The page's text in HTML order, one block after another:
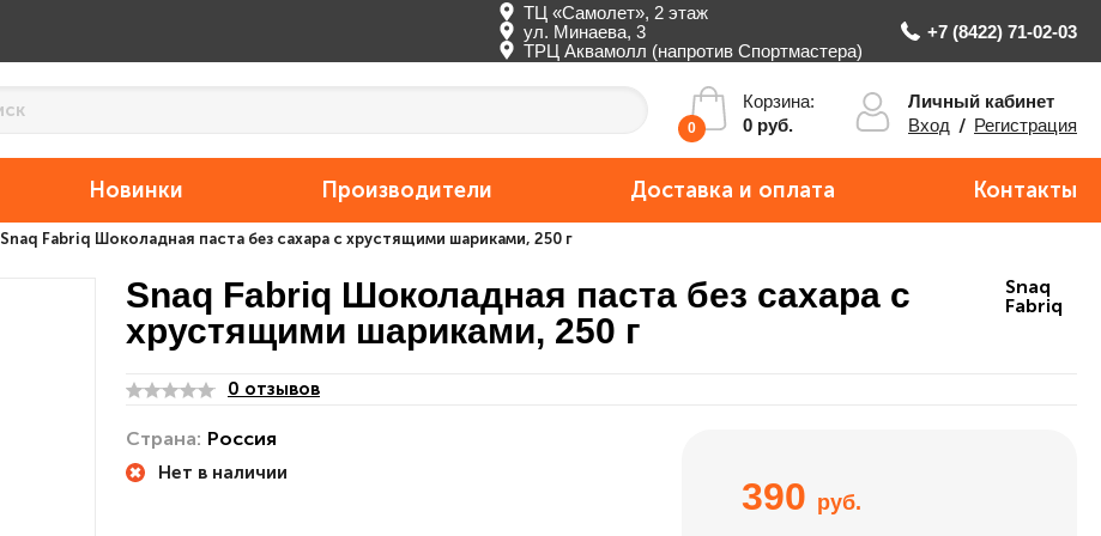
ТЦ «Самолет», 2 этаж
ул. Минаева, 3
ТРЦ Аквамолл (напротив Спортмастера)
+7 (8422) 71-02-03
0
Корзина:
0 руб.
Личный кабинет
Вход / Регистрация
Новинки Производители Доставка и оплата Контакты
Snaq Fabriq Шоколадная паста без сахара с хрустящими шариками, 250 г
Snaq Fabriq Шоколадная паста без сахара с
хрустящими шариками, 250 г
Snaq
Fabriq
0 отзывов
Страна: Россия
Нет в наличии
390 руб.